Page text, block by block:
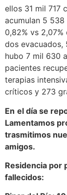
ellos 31 mil 717
acumulan 5
0,82% vs
dos evacuados,
hubo 7 mil 630
pacientes
terapias
críticos y 273
En el día se
Lamentamos
trasmitimos
amigos.
Residencia por
fallecidos: